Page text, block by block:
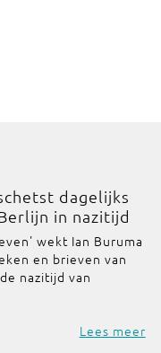
dagelijks
in nazitijd
wekt Ian Buruma
en brieven van
nazitijd van
Lees meer